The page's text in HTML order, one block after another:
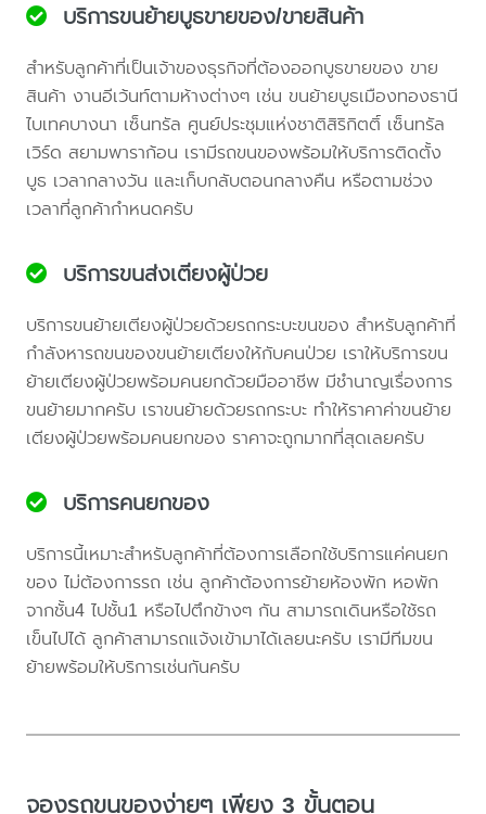
บริการขนย้ายบูธขายของ/ขายสินค้า
สำหรับลูกค้าที่เป็นเจ้าของธุรกิจที่ต้องออกบูธขายของ ขาย
สินค้า งานอีเว้นท์ตามห้างต่างๆ เช่น ขนย้ายบูธเมืองทองธานี
ไบเทคบางนา เซ็นทรัล ศูนย์ประชุมแห่งชาติสิริกิตติ์ เซ็นทรัล
เวิร์ด สยามพาราก้อน เรามีรถขนของพร้อมให้บริการติดตั้ง
บูธ เวลากลางวัน และเก็บกลับตอนกลางคืน หรือตามช่วง
เวลาที่ลูกค้ากำหนดครับ
บริการขนส่งเตียงผู้ป่วย
บริการขนย้ายเตียงผู้ป่วยด้วยรถกระบะขนของ สำหรับลูกค้าที่
กำลังหารถขนของขนย้ายเตียงให้กับคนป่วย เราให้บริการขน
ย้ายเตียงผู้ป่วยพร้อมคนยกด้วยมืออาชีพ มีชำนาญเรื่องการ
ขนย้ายมากครับ เราขนย้ายด้วยรถกระบะ ทำให้ราคาค่าขนย้าย
เตียงผู้ป่วยพร้อมคนยกของ ราคาจะถูกมากที่สุดเลยครับ
บริการคนยกของ
บริการนี้เหมาะสำหรับลูกค้าที่ต้องการเลือกใช้บริการแค่คนยก
ของ ไม่ต้องการรถ เช่น ลูกค้าต้องการย้ายห้องพัก หอพัก
จากชั้น4 ไปชั้น1 หรือไปตึกข้างๆ กัน สามารถเดินหรือใช้รถ
เข็นไปได้ ลูกค้าสามารถแจ้งเข้ามาได้เลยนะครับ เรามีทีมขน
ย้ายพร้อมให้บริการเช่นกันครับ
จองรถขนของง่ายๆ เพียง 3 ขั้นตอน